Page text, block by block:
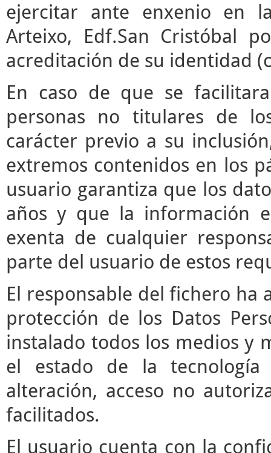
ejercitar ante enxenio en
Arteixo, Edf.San Cristóbal
acreditación de su identidad
En caso de que se
personas no titulares de
carácter previo a su
extremos contenidos en los
usuario garantiza que los
años y que la información
exenta de cualquier
parte del usuario de estos
El responsable del fichero ha
protección de los Datos
instalado todos los medios y
el estado de la
alteración, acceso no
facilitados.
El usuario cuenta con la